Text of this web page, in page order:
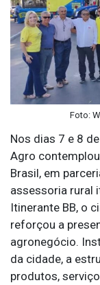
Foto:
Nos dias 7 e 8
Agro
Brasil, em
assessoria rural
Itinerante BB, o
reforçou a
agronegócio.
da cidade, a
produtos,